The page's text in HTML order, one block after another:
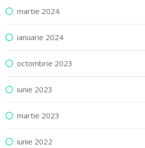
martie 2024
ianuarie 2024
octombrie 2023
iunie 2023
martie 2023
iunie 2022